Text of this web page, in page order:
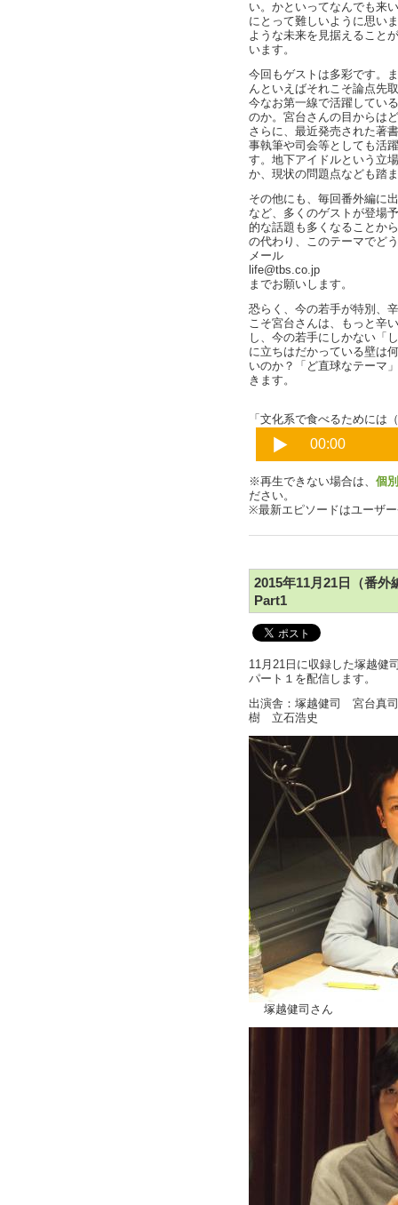
い。かといってなんでも来
にとって難しいように思い
ような未来を見据えること
います。
今回もゲストは多彩です。
んといえばそれこそ論点先
今なお第一線で活躍してい
のか。宮台さんの目からは
さらに、最近発売された著
事執筆や司会等としても活
す。地下アイドルという立
か、現状の問題点なども踏
その他にも、毎回番外編に
など、多くのゲストが登場
的な話題も多くなることか
の代わり、このテーマでど
メール
life@tbs.co.jp
までお願いします。
恐らく、今の若手が特別、
こそ宮台さんは、もっと辛
し、今の若手にしかない「
に立ちはだかっている壁は
いのか？「ど直球なテーマ
きます。
「文化系で食べるためには
※再生できない場合は、 個
ださい。
※最新エピソードはユーザ
2015年11月21日（番外
Part1
11月21日に収録した塚越健
パート１を配信します。
出演舎：塚越健司 宮台真
樹 立石浩史
塚越健司さん